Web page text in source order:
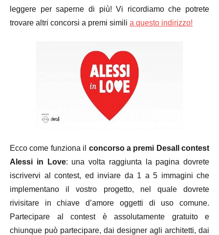
leggere per saperne di più! Vi ricordiamo che potrete
trovare altri concorsi a premi simili a questo indirizzo!
Ecco come funziona il concorso a premi Desall contest
Alessi in Love: una volta raggiunta la pagina dovrete
iscrivervi al contest, ed inviare da 1 a 5 immagini che
implementano il vostro progetto, nel quale dovrete
rivisitare in chiave d’amore oggetti di uso comune.
Partecipare al contest è assolutamente gratuito e
chiunque può partecipare, dai designer agli architetti, dai